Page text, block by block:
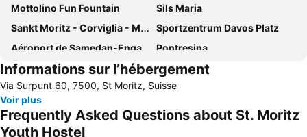
Mottolino Fun Fountain
Sils Maria
Sankt Moritz - Corviglia - Marguns
Sportzentrum Davos Platz
Aéroport de Samedan-Engadin
Pontresina
Albulapass
Sation de ski Davos-Parsenn
Vieille ville de Saint Moritz
Malojapass
Bahnhof Sankt Moritz
Glacier Express
Savognin
Informations sur l’hébergement
Via Surpunt 60, 7500, St Moritz, Suisse
Voir plus
Frequently Asked Questions about St. Moritz
Youth Hostel